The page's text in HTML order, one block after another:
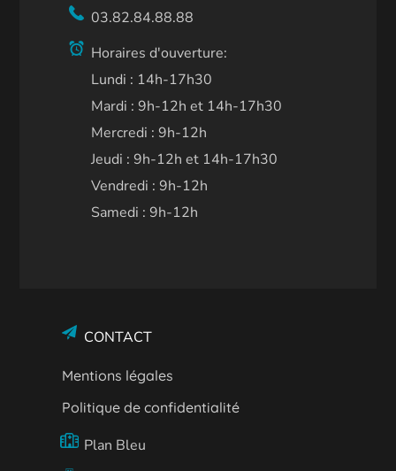
03.82.84.88.88
Horaires d'ouverture:
Lundi : 14h-17h30
Mardi : 9h-12h et 14h-17h30
Mercredi : 9h-12h
Jeudi : 9h-12h et 14h-17h30
Vendredi : 9h-12h
Samedi : 9h-12h
CONTACT
Mentions légales
Politique de confidentialité
Plan Bleu